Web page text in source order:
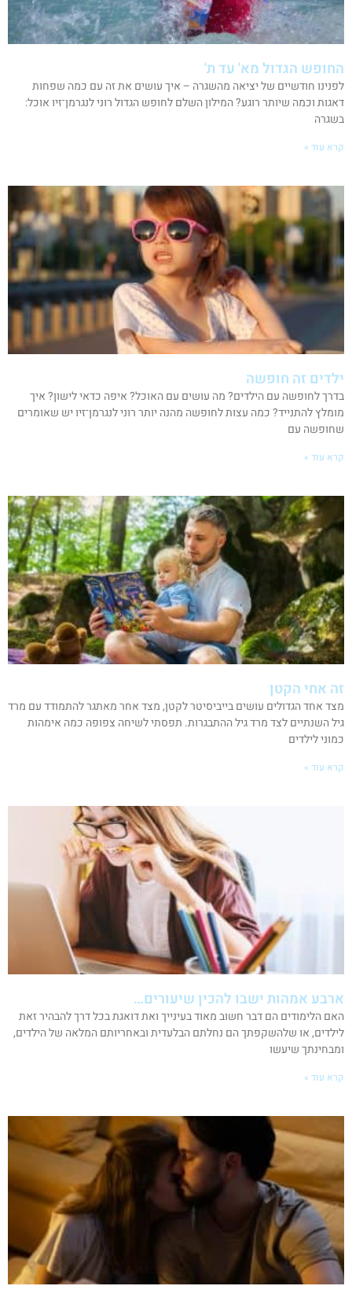
החופש הגדול מא' עד ת'
לפנינו חודשיים של יציאה מהשגרה – איך עושים את זה עם כמה שפחות
דאגות וכמה שיותר רוגע? המילון השלם לחופש הגדול רוני לנגרמן־זיו אוכל:
בשגרה
קרא עוד »
ילדים זה חופשה
בדרך לחופשה עם הילדים? מה עושים עם האוכל? איפה כדאי לישון? איך
מומלץ להתנייד? כמה עצות לחופשה מהנה יותר רוני לנגרמן־זיו יש שאומרים
שחופשה עם
קרא עוד »
זה אחי הקטן
מצד אחד הגדולים עושים בייביסיטר לקטן, מצד אחר מאתגר להתמודד עם מרד
גיל השנתיים לצד מרד גיל ההתבגרות. תפסתי לשיחה צפופה כמה אימהות
כמוני לילדים
קרא עוד »
ארבע אמהות ישבו להכין שיעורים…
האם הלימודים הם דבר חשוב מאוד בעינייך ואת דואגת בכל דרך להבהיר זאת
לילדים, או שלהשקפתך הם נחלתם הבלעדית ובאחריותם המלאה של הילדים,
ומבחינתך שיעשו
קרא עוד »